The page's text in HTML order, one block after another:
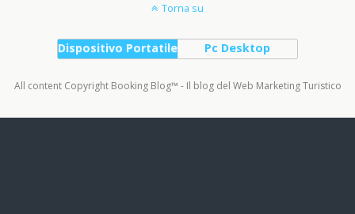
Torna su
Dispositivo Portatile Pc Desktop
All content Copyright Booking Blog™ - Il blog del Web Marketing Turistico